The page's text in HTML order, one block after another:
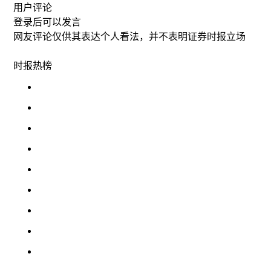
用户评论
登录后可以发言
网友评论仅供其表达个人看法，并不表明证券时报立场
时报热榜